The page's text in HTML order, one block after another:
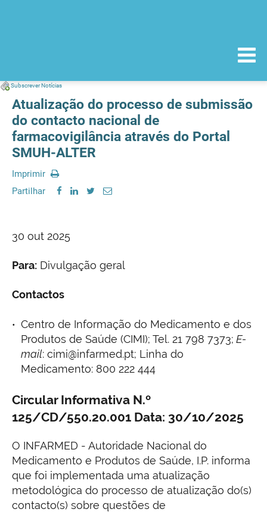
Subscrever Notícias
Atualização do processo de submissão
do contacto nacional de
farmacovigilância através do Portal
SMUH-ALTER
Imprimir
Partilhar
30 out 2025
Para: Divulgação geral
Contactos
Centro de Informação do Medicamento e dos
Produtos de Saúde (CIMI); Tel. 21 798 7373; E-
mail: cimi@infarmed.pt; Linha do
Medicamento: 800 222 444
Circular Informativa N.º
125/CD/550.20.001 Data: 30/10/2025
O INFARMED - Autoridade Nacional do
Medicamento e Produtos de Saúde, I.P. informa
que foi implementada uma atualização
metodológica do processo de atualização do(s)
contacto(s) sobre questões de